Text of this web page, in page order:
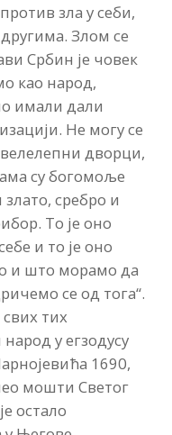
зла у себи,
Злом се
Србин је човек
као народ,
имали дали
Не могу се
дворци,
су богомоље
сребро и
То је оно
и то је оно
и што морамо да
се од тога“.
свих тих
у егзодусу
1690,
мошти Светог
остало